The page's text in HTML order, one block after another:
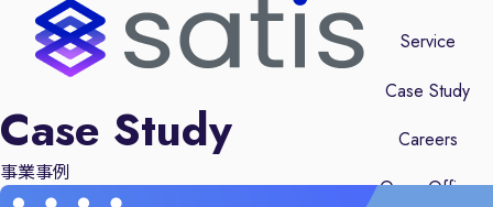
Service
Case Study
Careers
Open Office
Case Study
事業事例